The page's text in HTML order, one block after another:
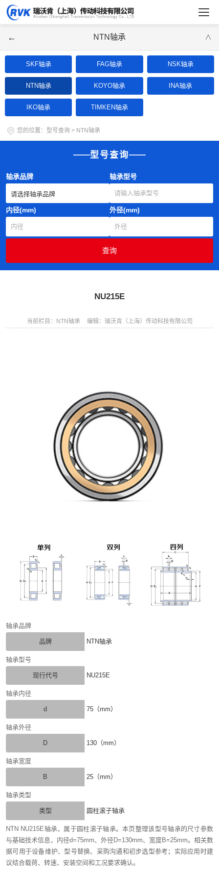
← NTN轴承 ∨
SKF轴承 FAG轴承 NSK轴承
NTN轴承 KOYO轴承 INA轴承
IKO轴承 TIMKEN轴承
您的位置： 型号查询 > NTN轴承
型号查询
轴承品牌 轴承型号
内径(mm) 外径(mm)
NU215E
当前栏目：NTN轴承 编辑：瑞沃肯（上海）传动科技有限公司
轴承品牌
品牌 NTN轴承
轴承型号
现行代号 NU215E
轴承内径
d 75（mm）
轴承外径
D 130（mm）
轴承宽度
B 25（mm）
轴承类型
类型 圆柱滚子轴承
NTN NU215E轴承，属于圆柱滚子轴承。本页整理该型号轴承的尺寸参数
与基础技术信息，内径d=75mm、外径D=130mm、宽度B=25mm。相关数
据可用于设备维护、型号替换、采购沟通和初步选型参考；实际应用时建
议结合载荷、转速、安装空间和工况要求确认。